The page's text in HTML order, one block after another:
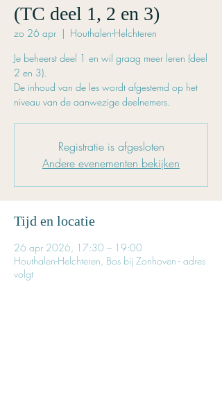
(TC deel 1, 2 en 3)
zo 26 apr
  |
Houthalen-Helchteren
Je beheerst deel 1 en wil graag meer leren (deel
2 en 3).
De inhoud van de les wordt afgestemd op het
niveau van de aanwezige deelnemers.
Registratie is afgesloten
Andere evenementen bekijken
Tijd en locatie
26 apr 2026, 17:30 – 19:00
Houthalen-Helchteren, Bos bij Zonhoven - adres
volgt